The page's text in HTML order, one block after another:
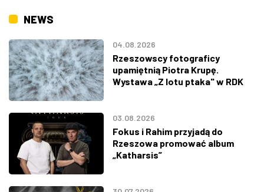
NEWS
04.08.2026
Rzeszowscy fotograficy
upamiętnią Piotra Krupę.
Wystawa „Z lotu ptaka" w RDK
03.08.2026
Fokus i Rahim przyjadą do
Rzeszowa promować album
„Katharsis”